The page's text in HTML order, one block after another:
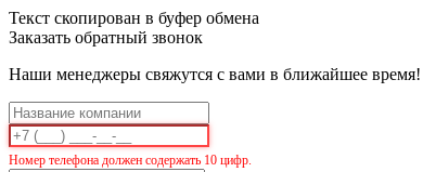
Текст скопирован в буфер обмена
Заказать обратный звонок
Наши менеджеры свяжутся с вами в ближайшее время!
Номер телефона должен содержать 10 цифр.